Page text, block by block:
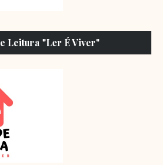
Leitura "Ler É Viver"